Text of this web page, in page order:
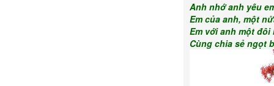
Anh nhớ anh yêu
Em của anh, một
Em với anh một đôi
Cùng chia sẻ ngọt